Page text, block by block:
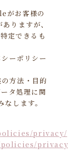
がお客様の
りますが、
定できるも
ーポリシー
方法・目的
タ処理に関
します。
privacy/